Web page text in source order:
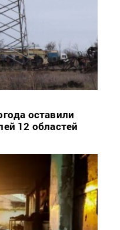
оставили
12 областей